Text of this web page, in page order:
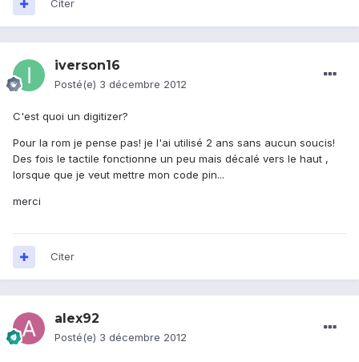
Citer
iverson16
Posté(e) 3 décembre 2012
C'est quoi un digitizer?
Pour la rom je pense pas! je l'ai utilisé 2 ans sans aucun soucis!
Des fois le tactile fonctionne un peu mais décalé vers le haut ,
lorsque que je veut mettre mon code pin...
merci
Citer
alex92
Posté(e) 3 décembre 2012